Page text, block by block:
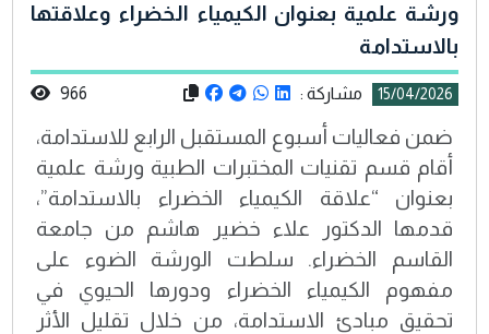
ورشة علمية بعنوان الكيمياء الخضراء وعلاقتها
بالاستدامة
15/04/2026 مشاركة : 966
ضمن فعاليات أسبوع المستقبل الرابع للاستدامة،
أقام قسم تقنيات المختبرات الطبية ورشة علمية
بعنوان “علاقة الكيمياء الخضراء بالاستدامة”،
قدمها الدكتور علاء خضير هاشم من جامعة
القاسم الخضراء. سلطت الورشة الضوء على
مفهوم الكيمياء الخضراء ودورها الحيوي في
تحقيق مبادئ الاستدامة، من خلال تقليل الأثر